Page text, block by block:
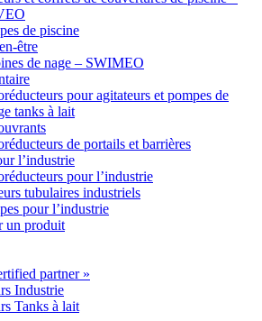
de piscine
être
de nage – SWIMEO
pour agitateurs et pompes de
tanks à lait
de portails et barrières
l’industrie
pour l’industrie
tubulaires industriels
pour l’industrie
un produit
partner »
Industrie
Tanks à lait